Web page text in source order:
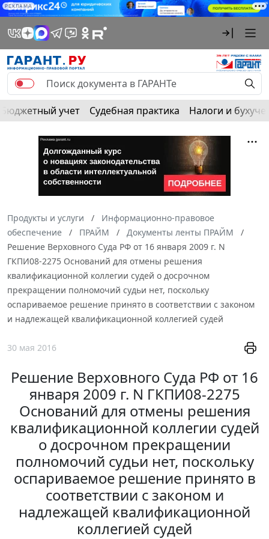
РЕКЛАМА
Бюджетный учет Судебная практика Налоги и
Продукты и услуги
Информационно-правовое
обеспечение
ПРАЙМ
Документы ленты ПРАЙМ
Решение Верховного Суда РФ от 16 января 2009 г. N
ГКПИ08-2275 Оснований для отмены решения
квалификационной коллегии судей о досрочном
прекращении полномочий судьи нет, поскольку
оспариваемое решение принято в соответствии с законом
и надлежащей квалификационной коллегией судей
30 мая 2016
Решение Верховного Суда РФ от 16
января 2009 г. N ГКПИ08-2275
Оснований для отмены решения
квалификационной коллегии судей
о досрочном прекращении
полномочий судьи нет, поскольку
оспариваемое решение принято в
соответствии с законом и
надлежащей квалификационной
коллегией судей